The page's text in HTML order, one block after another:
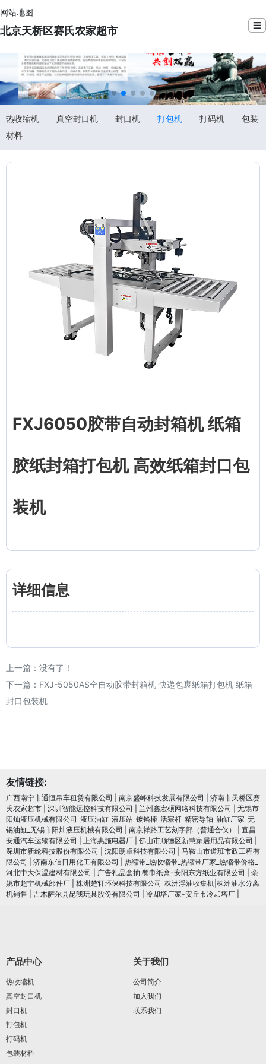
网站地图
北京天桥区赛氏农家超市 ☰
热收缩机 真空封口机 封口机 打包机 打码机
包装
材料
FXJ6050胶带自动封箱机 纸箱
胶纸封箱打包机 高效纸箱封口包
装机
详细信息
上一篇：没有了！
下一篇： FXJ-5050AS全自动胶带封箱机 快递包裹纸箱打包机 纸箱
封口包装机
友情链接:
广西南宁市通恒吊车租赁有限公司 南京盛峰科技发展有限公司
济南市天桥区赛
氏农家超市
深圳智能远控科技有限公司 兰州鑫宏硕网络科技有限公司
无锡市
阳灿液压机械有限公司_液压油缸_液压站_镀铬棒_活塞杆_精密导轴_油缸厂家_无
锡油缸_无锡市阳灿液压机械有限公司
南京祥路工艺刻字部（普通合伙）
宜昌
安通汽车运输有限公司
上海惠施电器厂 佛山市顺德区新慧家居用品有限公司
深圳市新纶科技股份有限公司
沈阳朗卓科技有限公司
马鞍山市道班市政工程有
限公司
济南东信日用化工有限公司
热缩带_热收缩带_热缩带厂家_热缩带价格_
河北中大保温建材有限公司
广告礼品盒抽,餐巾纸盒-安阳东方纸业有限公司
余
姚市超宁机械部件厂
株洲楚轩环保科技有限公司_株洲浮油收集机|株洲油水分离
机销售
吉木萨尔县昆我玩具股份有限公司 冷却塔厂家-安丘市冷却塔厂
产品中心
热收缩机
真空封口机
封口机
打包机
打码机
包装材料
关于我们
公司简介
加入我们
联系我们